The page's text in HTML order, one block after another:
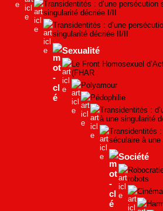
Transidentités : d’une persécution
singularité décriée I/II
Transidentités : d’une
singularité décriée II/II
Sexualité
Le Front Homosexuel
(FHAR
Polyamour
Pédophilie
Transidentités :
à une singularité
Transidentités :
séculaire à une
Société
robots